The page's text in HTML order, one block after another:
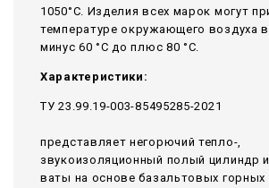
1050°С. Изделия всех марок могут
температуре окружающего воздуха
минус 60 °С до плюс 80 °С.
Характеристики:
ТУ 23.99.19-003-85495285-2021
представляет негорючий тепло-,
звукоизоляционный полый цилиндр
ваты на основе базальтовых